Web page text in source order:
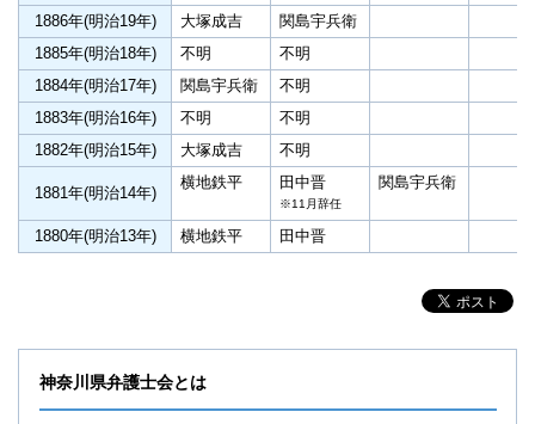
神奈川県弁護士会とは
1886年(明治19年)
大塚成吉
関島宇兵衛
1885年(明治18年)
不明
不明
1884年(明治17年)
関島宇兵衛
不明
1883年(明治16年)
不明
不明
1882年(明治15年)
大塚成吉 不明
1881年(明治14年)
横地鉄平 田中晋
※11月辞任
関島宇兵衛
1880年(明治13年) 横地鉄平 田中晋